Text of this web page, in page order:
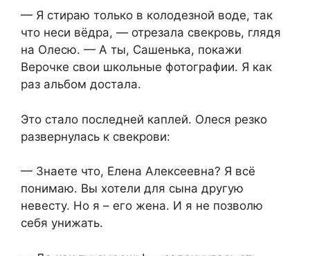
— Я стираю только в колодезной воде, так
что неси вёдра, — отрезала свекровь, глядя
на Олесю. — А ты, Сашенька, покажи
Верочке свои школьные фотографии. Я как
раз альбом достала.
Это стало последней каплей. Олеся резко
развернулась к свекрови:
— Знаете что, Елена Алексеевна? Я всё
понимаю. Вы хотели для сына другую
невесту. Но я – его жена. И я не позволю
себя унижать.